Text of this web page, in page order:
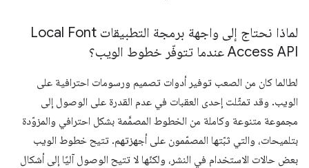
لماذا نحتاج إلى واجهة برمجة التطبيقات Local Font
Access API عندما تتوفّر خطوط الويب؟
لطالما كان من الصعب توفير أدوات تصميم ورسومات احترافية على
الويب. وقد تمثّلت إحدى العقبات في عدم القدرة على الوصول إلى
مجموعة متنوعة وكاملة من الخطوط المصمَّمة بشكل احترافي والمزوّدة
بتلميحات، والتي ثبّتها المصمّمون على أجهزتهم. تتيح خطوط الويب
بعض حالات الاستخدام في النشر، ولكنّها لا تتيح الوصول آليًا إلى أشكال